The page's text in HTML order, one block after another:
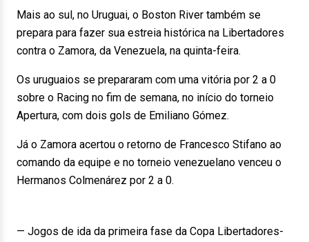
Mais ao sul, no Uruguai, o Boston River também se
prepara para fazer sua estreia histórica na Libertadores
contra o Zamora, da Venezuela, na quinta-feira.
Os uruguaios se prepararam com uma vitória por 2 a 0
sobre o Racing no fim de semana, no início do torneio
Apertura, com dois gols de Emiliano Gómez.
Já o Zamora acertou o retorno de Francesco Stifano ao
comando da equipe e no torneio venezuelano venceu o
Hermanos Colmenárez por 2 a 0.
— Jogos de ida da primeira fase da Copa Libertadores-